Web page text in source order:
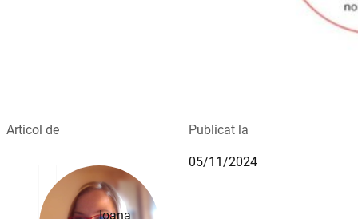
Articol de
Ioana
Publicat la
05/11/2024